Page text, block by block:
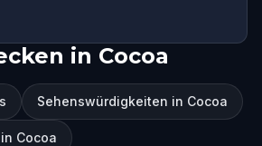
in Cocoa
Sehenswürdigkeiten in Cocoa
Cocoa